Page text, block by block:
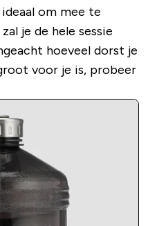
om mee te
je de hele sessie
hoeveel dorst je
voor je is, probeer